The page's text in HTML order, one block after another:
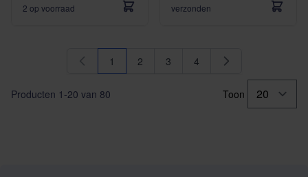
2 op voorraad
verzonden
Producten 1 -20 van 80
U lees momenteel pagina
1 Pagina
2 Pagina
3 Pagina
4
Toon